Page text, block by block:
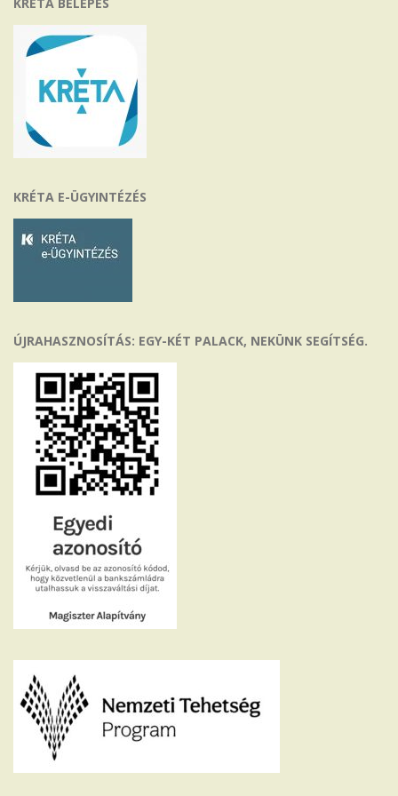
KRÉTA E-ÜGYINTÉZÉS
ÚJRAHASZNOSÍTÁS: EGY-KÉT PALACK, NEKÜNK SEGÍTSÉG.